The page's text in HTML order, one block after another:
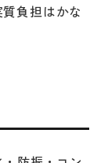
負担はかな